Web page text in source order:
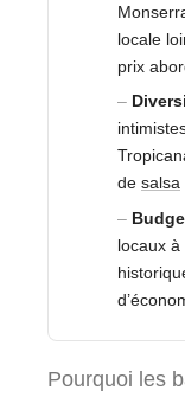
locale
prix
de salsa
locaux
Pourquoi les